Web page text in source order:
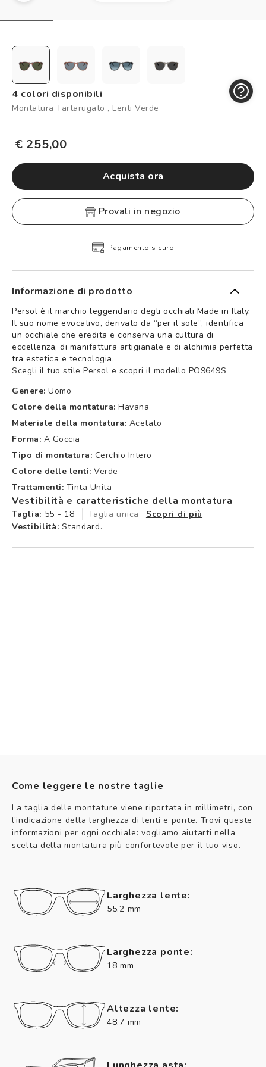
Controllo visivo
Logout
4 colori disponibili
Montatura Tartarugato , Lenti Verde
€ 255,00
Acquista ora
provali in negozio
Pagamento sicuro
Informazione di prodotto
Persol è il marchio leggendario degli occhiali Made in Italy.
Il suo nome evocativo, derivato da “per il sole”, identifica
un occhiale che eredita e conserva una cultura di
eccellenza, di manifattura artigianale e di alchimia perfetta
tra estetica e tecnologia.
Scegli il tuo stile Persol e scopri il modello PO9649S
Genere: Uomo
Colore della montatura: Havana
Materiale della montatura: Acetato
Forma: A Goccia
Tipo di montatura: Cerchio Intero
Colore delle lenti: Verde
Trattamenti: Tinta Unita
Vestibilità e caratteristiche della montatura
Taglia: 55 - 18 Taglia unica
Scopri di più
Vestibilità: Standard.
Come leggere le nostre taglie
La taglia delle montature viene riportata in millimetri, con
l’indicazione della larghezza di lenti e ponte. Trovi queste
informazioni per ogni occhiale: vogliamo aiutarti nella
scelta della montatura più confortevole per il tuo viso.
Larghezza lente:
55.2 mm
Larghezza ponte:
18 mm
Altezza lente:
48.7 mm